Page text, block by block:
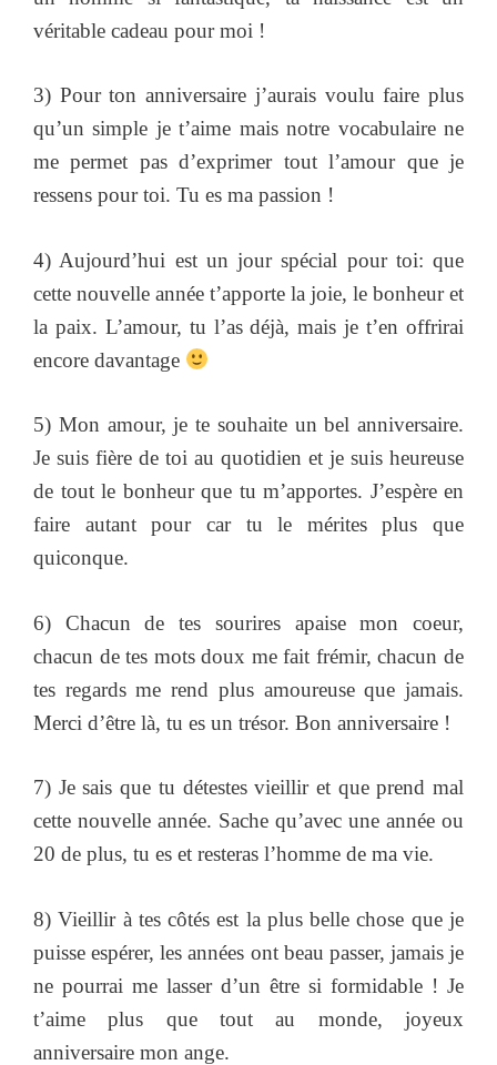
véritable cadeau pour moi !
3) Pour ton anniversaire j’aurais voulu faire plus
qu’un simple je t’aime mais notre vocabulaire ne
me permet pas d’exprimer tout l’amour que je
ressens pour toi. Tu es ma passion !
4) Aujourd’hui est un jour spécial pour toi: que
cette nouvelle année t’apporte la joie, le bonheur et
la paix. L’amour, tu l’as déjà, mais je t’en offrirai
encore davantage
5) Mon amour, je te souhaite un bel anniversaire.
Je suis fière de toi au quotidien et je suis heureuse
de tout le bonheur que tu m’apportes. J’espère en
faire autant pour car tu le mérites plus que
quiconque.
6) Chacun de tes sourires apaise mon coeur,
chacun de tes mots doux me fait frémir, chacun de
tes regards me rend plus amoureuse que jamais.
Merci d’être là, tu es un trésor. Bon anniversaire !
7) Je sais que tu détestes vieillir et que prend mal
cette nouvelle année. Sache qu’avec une année ou
20 de plus, tu es et resteras l’homme de ma vie.
8) Vieillir à tes côtés est la plus belle chose que je
puisse espérer, les années ont beau passer, jamais je
ne pourrai me lasser d’un être si formidable ! Je
t’aime plus que tout au monde, joyeux
anniversaire mon ange.